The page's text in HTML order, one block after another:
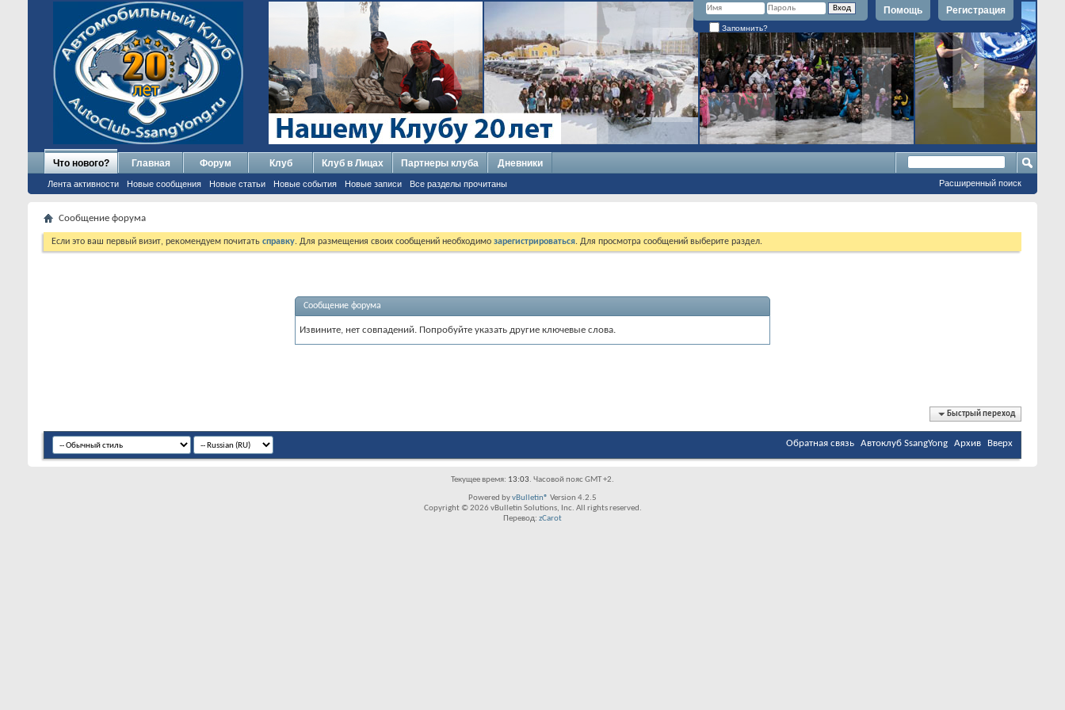
Регистрация
Помощь
Запомнить?
Что нового?
Лента активности Новые сообщения Новые статьи Новые события Новые записи Все разделы прочитаны
Главная Форум Клуб Клуб в Лицах Партнеры клуба Дневники
Расширенный поиск
Сообщение форума
Если это ваш первый визит, рекомендуем почитать справку. Для размещения своих сообщений необходимо зарегистрироваться. Для просмотра сообщений выберите раздел.
Сообщение форума
Извините, нет совпадений. Попробуйте указать другие ключевые слова.
Быстрый переход
Обратная связь Автоклуб SsangYong Архив Вверх
Текущее время: 13:03. Часовой пояс GMT +2.
Powered byvBulletin® Version 4.2.5
Copyright © 2026 vBulletin Solutions, Inc. All rights reserved.
Перевод: zCarot